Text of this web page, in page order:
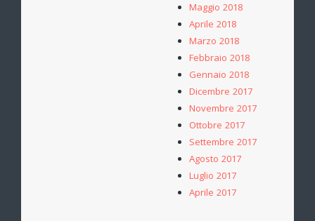
Maggio 2018
Aprile 2018
Marzo 2018
Febbraio 2018
Gennaio 2018
Dicembre 2017
Novembre 2017
Ottobre 2017
Settembre 2017
Agosto 2017
Luglio 2017
Aprile 2017